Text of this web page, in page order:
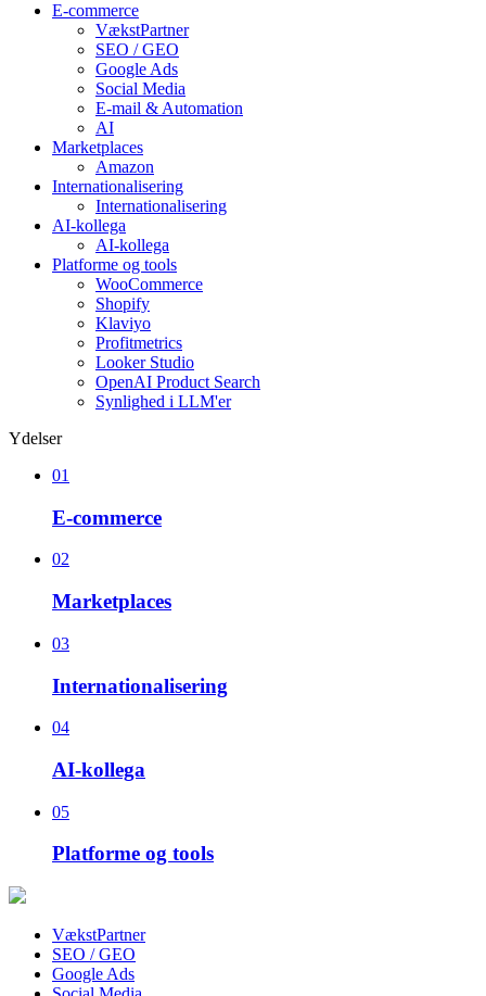
E-commerce
VækstPartner
SEO / GEO
Google Ads
Social Media
E-mail & Automation
AI
Marketplaces
Amazon
Internationalisering
Internationalisering
AI-kollega
AI-kollega
Platforme og tools
WooCommerce
Shopify
Klaviyo
Profitmetrics
Looker Studio
OpenAI Product Search
Synlighed i LLM'er
Ydelser
01
E-commerce
02
Marketplaces
03
Internationalisering
04
AI-kollega
05
Platforme og tools
VækstPartner
SEO / GEO
Google Ads